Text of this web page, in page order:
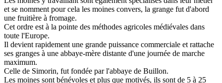
et se nomment pour cela les moines convers, la grange fut d'abord
une fruitière à fromage.
Cet ordre est à la pointe des méthodes agricoles médiévales dans
toute l'Europe.
Il devient rapidement une grande puissance commerciale et rattache
ses granges à une abbaye-mère distante d'une journée de marche
maximum.
Celle de Simorin, fut fondée par l'abbaye de Buillon.
Les moines sont bénévoles et plus que motivés, ils sont de 5 à 25